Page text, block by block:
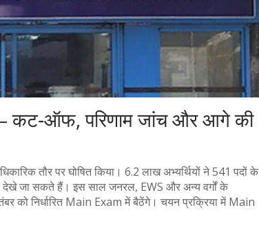
कट‑ऑफ, परिणाम जांच और आगे की
तौर पर घोषित किया। 6.2 लाख अभ्यर्थियों ने 541 पदों के
देखे जा सकते हैं। इस साल जनरल, EWS और अन्य वर्गों के
को निर्धारित Main Exam में बैठेंगे। चयन प्रक्रिया में Main